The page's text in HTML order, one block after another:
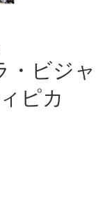
・ビジャ
ピカ